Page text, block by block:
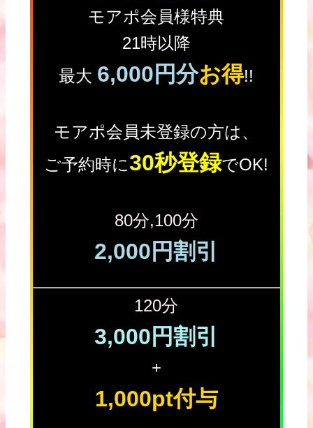
モアポ会員様特典
21時以降
最大 6,000円分お得!!
モアポ会員未登録の方は、
ご予約時に30秒登録でOK!
80分,100分
2,000円割引
120分
3,000円割引
+
1,000pt付与